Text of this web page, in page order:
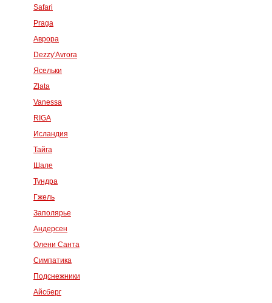
Safari
Praga
Аврора
Dezzy'Avrora
Ясельки
Zlata
Vanessa
RIGA
Исландия
Тайга
Шале
Тундра
Гжель
Заполярье
Андерсен
Олени Санта
Симпатика
Подснежники
Айсберг